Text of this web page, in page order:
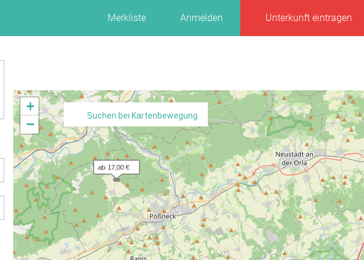
Merkliste Anmelden Unterkunft eintragen
ab 17,00 €
+
−
Suchen bei Kartenbewegung